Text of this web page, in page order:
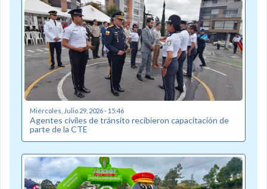
Miércoles, Julio 29, 2026 - 15:46
Agentes civiles de tránsito recibieron capacitación de
parte de la CTE